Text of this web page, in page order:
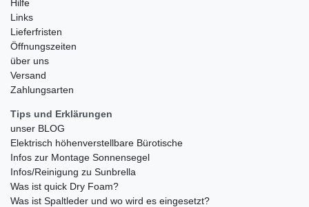
Hilfe
Links
Lieferfristen
Öffnungszeiten
über uns
Versand
Zahlungsarten
Tips und Erklärungen
unser BLOG
Elektrisch höhenverstellbare Bürotische
Infos zur Montage Sonnensegel
Infos/Reinigung zu Sunbrella
Was ist quick Dry Foam?
Was ist Spaltleder und wo wird es eingesetzt?